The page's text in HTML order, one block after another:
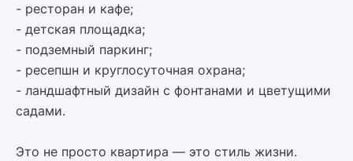
- ресторан и кафе;
- детская площадка;
- подземный паркинг;
- ресепшн и круглосуточная охрана;
- ландшафтный дизайн с фонтанами и цветущими
садами.
Это не просто квартира — это стиль жизни.